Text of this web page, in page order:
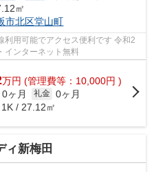
㎡
市北区堂山町
用可能でアクセス便利です 令和2
インターネット無料
万円 (管理費等：10,000円 )
0ヶ月 礼金 0ヶ月
/ 27.12㎡
ィ新梅田